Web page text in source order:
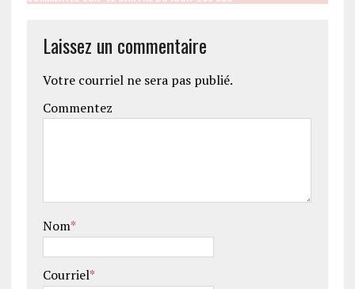
Laissez un commentaire
Votre courriel ne sera pas publié.
Commentez
Nom*
Courriel*